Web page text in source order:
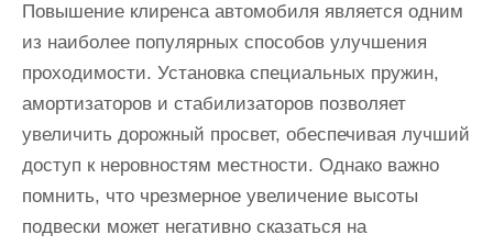
Повышение клиренса автомобиля является одним
из наиболее популярных способов улучшения
проходимости. Установка специальных пружин,
амортизаторов и стабилизаторов позволяет
увеличить дорожный просвет, обеспечивая лучший
доступ к неровностям местности. Однако важно
помнить, что чрезмерное увеличение высоты
подвески может негативно сказаться на